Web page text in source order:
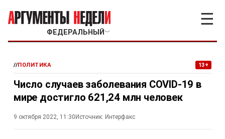
ФЕДЕРАЛЬНЫЙ ﹀
☰
//ПОЛИТИКА 13+
Число случаев заболевания COVID-19 в
мире достигло 621,24 млн человек
9 октября 2022, 11:30 Источник: Интерфакс